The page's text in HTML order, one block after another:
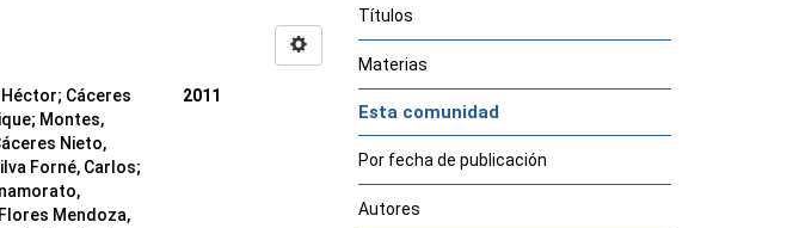
Héctor; Cáceres
; Montes,
Nieto,
Forné, Carlos;
Flores Mendoza,
2011
Títulos
Materias
Esta comunidad
Por fecha de publicación
Autores